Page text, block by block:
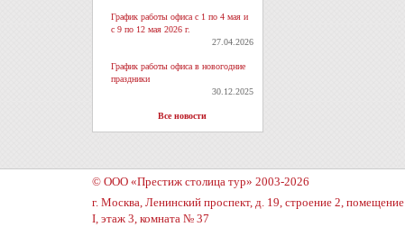
График работы офиса с 1 по 4 мая и
с 9 по 12 мая 2026 г.
27.04.2026
График работы офиса в новогодние
праздники
30.12.2025
Все новости
© ООО «Престиж столица тур» 2003-2026
г. Москва, Ленинский проспект, д. 19, строение 2, помещение
I, этаж 3, комната № 37